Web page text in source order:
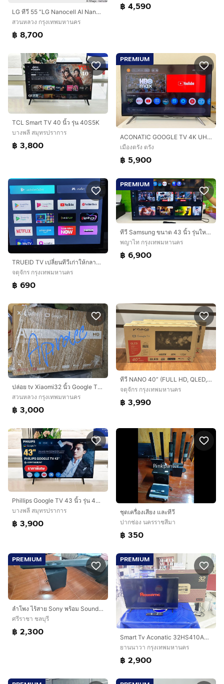
LG ทีวี 55 “LG Nanocell AI Nano 80 4K Smart TV 2025 สินค้าพร้อมกล่องและคู่มือ
สวนหลวง กรุงเทพมหานคร
฿ 8,700
฿ 4,590
TCL Smart TV 40 นิ้ว รุ่น 40S5K
บางพลี สมุทรปราการ
฿ 3,800
PREMIUM
ACONATIC GOOGLE TV 4K UHD LED 55" รุ่น 55US700AN
เมืองตรัง ตรัง
฿ 5,900
TRUEID TV เปลี่ยนทีวีเก่าให้กลายเป็น Smart TV ดูแบตดูกีฬาทุกชนิด ดูดิจิตอลทีวีไม่ต้องมีเสา ขายเพียง 690 บาท
จตุจักร กรุงเทพมหานคร
฿ 690
PREMIUM
ทีวี Samsung ขนาด 43 นิ้ว รุ่นใหม่ปี 2025 ตัวเครื่องใหม่มาก ยังไม่ได้ใช้งาน
พญาไท กรุงเทพมหานคร
฿ 6,900
ปล่อย tv Xiaomi32 นิ้ว Google TV สมาร์ท ทีวี ลำโพงคู่ขนาด2×8W ประกัน 1 ปี Dolby Audio™ ราคา 3500 มือหนึ่ง ยังไม่แกะซีล มีประกันศูนย์นัดรับ อ่อนนุช 17 ได้คะ
สวนหลวง กรุงเทพมหานคร
฿ 3,000
ทีวี NANO 40” (FULL HD, QLED, GOOGLE TV) ของใหม่
จตุจักร กรุงเทพมหานคร
฿ 3,990
Phillips Google TV 43 นิ้ว รุ่น 43PFT6509/67
บางพลี สมุทรปราการ
฿ 3,900
ชุดเครื่องเสียง และทีวี
ปากช่อง นครราชสีมา
฿ 350
PREMIUM
ลำโพง ไร้สาย Sony พร้อม Sound bar ซาวด์บาร์ เสียงกระหึ่ม ดูหนัง ฟังเพลง ต่อ บลูทูชได้
ศรีราชา ชลบุรี
฿ 2,300
PREMIUM
Smart Tv Aconatic 32HS410AN 32 นิ้ว สภาพเยี่ยม จอสวย ราคาถูกใจ
ยานนาวา กรุงเทพมหานคร
฿ 2,900